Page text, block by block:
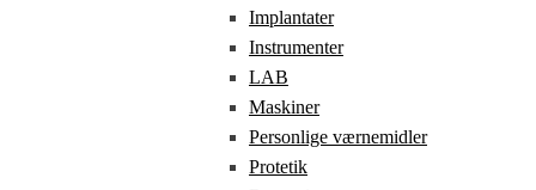
Implantater
Instrumenter
LAB
Maskiner
Personlige værnemidler
Protetik